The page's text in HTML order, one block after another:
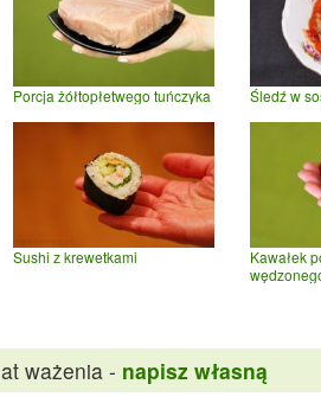
Porcja żółtopłetwego tuńczyka Śledź w
Sushi z krewetkami
Kawałek
ważenia - napisz własną